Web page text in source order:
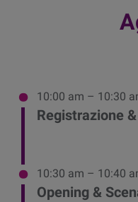
10:00 am – 10:30
Registrazione
10:30 am – 10:40
Opening &